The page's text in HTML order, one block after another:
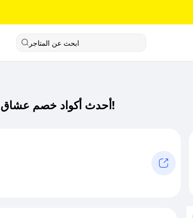
ابحث عن المتاجر
أحدث أكواد خصم عشاق العطور كود خصم حصري لـ عشاق العطور الآن!